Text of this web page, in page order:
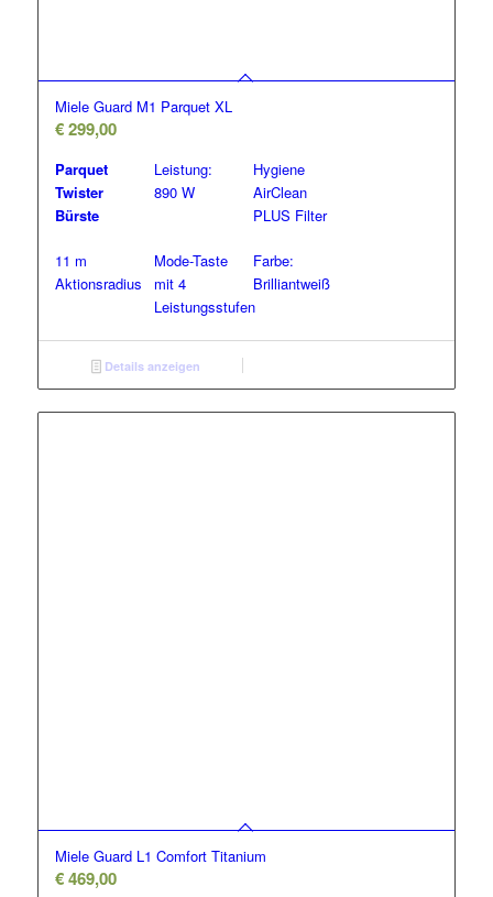
Miele Guard M1 Parquet XL
€299,00
Parquet
Twister
Bürste
Leistung:
890 W
Hygiene
AirClean
PLUS Filter
11 m
Aktionsradius
Mode-Taste
mit 4
Leistungsstufen
Farbe:
Brilliantweiß
Details anzeigen
Miele Guard L1 Comfort Titanium
€469,00